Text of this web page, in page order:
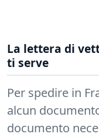
La lettera di
ti serve
Per spedire in
alcun
documento